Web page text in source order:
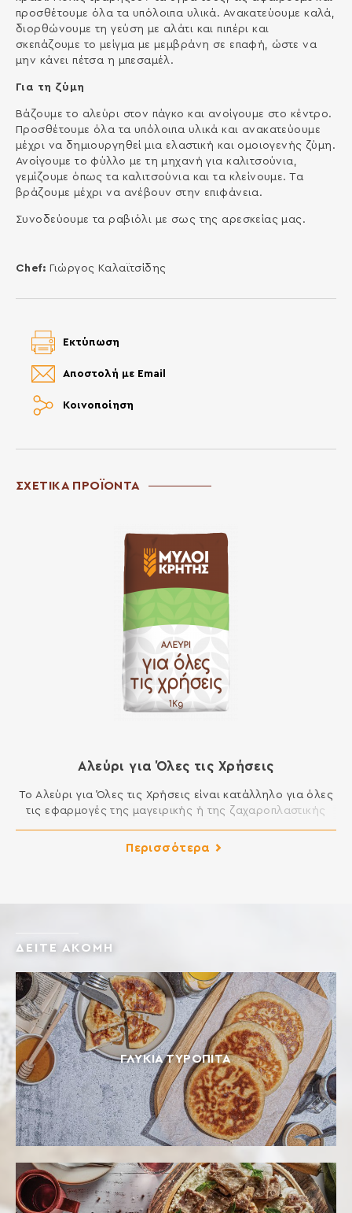
προσθέτουμε όλα τα υπόλοιπα υλικά. Ανακατεύουμε καλά,
διορθώνουμε τη γεύση με αλάτι και πιπέρι και
σκεπάζουμε το μείγμα με μεμβράνη σε επαφή, ώστε να
μην κάνει πέτσα η μπεσαμέλ.
Για τη ζύμη
Βάζουμε το αλεύρι στον πάγκο και ανοίγουμε στο κέντρο.
Προσθέτουμε όλα τα υπόλοιπα υλικά και ανακατεύουμε
μέχρι να δημιουργηθεί μια ελαστική και ομοιογενής ζύμη.
Ανοίγουμε το φύλλο με τη μηχανή για καλιτσούνια,
γεμίζουμε όπως τα καλιτσούνια και τα κλείνουμε. Τα
βράζουμε μέχρι να ανέβουν στην επιφάνεια.
Συνοδεύουμε τα ραβιόλι με σως της αρεσκείας μας.
Chef: Γιώργος Καλαϊτσίδης
Κοινοποίηση
Αποστολή με Email
Εκτύπωση
ΣΧΕΤΙΚΑ ΠΡΟΪΟΝΤΑ
Αλεύρι για Όλες τις Χρήσεις
Το Αλεύρι για Όλες τις Χρήσεις είναι κατάλληλο για όλες
τις εφαρμογές της μαγειρικής ή της ζαχαροπλαστικής
κέικ, μελομακάρονα, κουραμπιέδες, τσουρέκια, φύλλο,
Περισσότερα
ΔΕΙΤΕ ΑΚΟΜΗ
ΓΛΥΚΙΑ ΤΥΡΟΠΙΤΑ